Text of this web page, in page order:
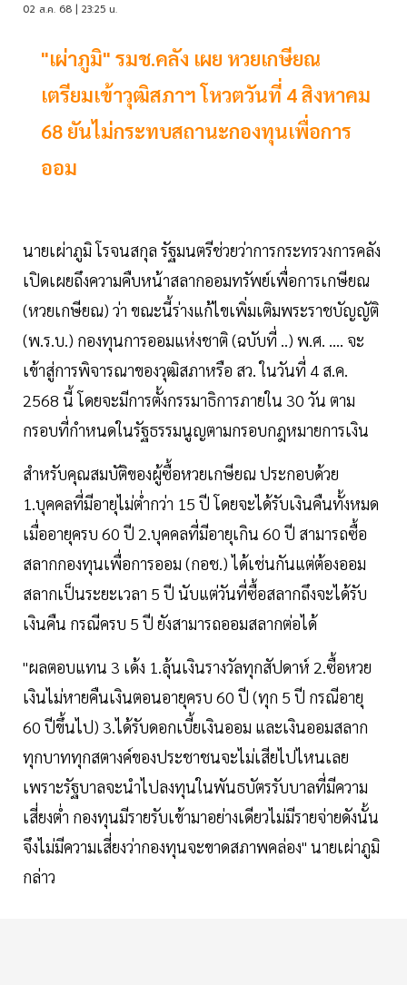
02 ส.ค. 68 | 23:25 น.
"เผ่าภูมิ" รมช.คลัง เผย หวยเกษียณ
เตรียมเข้าวุฒิสภาฯ โหวตวันที่ 4 สิงหาคม
68 ยันไม่กระทบสถานะกองทุนเพื่อการ
ออม
นายเผ่าภูมิ โรจนสกุล รัฐมนตรีช่วยว่าการกระทรวงการคลัง
เปิดเผยถึงความคืบหน้าสลากออมทรัพย์เพื่อการเกษียณ
(หวยเกษียณ) ว่า ขณะนี้ร่างแก้ไขเพิ่มเติมพระราชบัญญัติ
(พ.ร.บ.) กองทุนการออมแห่งชาติ (ฉบับที่ ..) พ.ศ. …. จะ
เข้าสู่การพิจารณาของวุฒิสภาหรือ สว. ในวันที่ 4 ส.ค.
2568 นี้ โดยจะมีการตั้งกรรมาธิการภายใน 30 วัน ตาม
กรอบที่กำหนดในรัฐธรรมนูญตามกรอบกฎหมายการเงิน
สำหรับคุณสมบัติของผู้ซื้อหวยเกษียณ ประกอบด้วย
1.บุคคลที่มีอายุไม่ต่ำกว่า 15 ปี โดยจะได้รับเงินคืนทั้งหมด
เมื่ออายุครบ 60 ปี 2.บุคคลที่มีอายุเกิน 60 ปี สามารถซื้อ
สลากกองทุนเพื่อการออม (กอช.) ได้เช่นกันแต่ต้องออม
สลากเป็นระยะเวลา 5 ปี นับแต่วันที่ซื้อสลากถึงจะได้รับ
เงินคืน กรณีครบ 5 ปี ยังสามารถออมสลากต่อได้
"ผลตอบแทน 3 เด้ง 1.ลุ้นเงินรางวัลทุกสัปดาห์ 2.ซื้อหวย
เงินไม่หายคืนเงินตอนอายุครบ 60 ปี (ทุก 5 ปี กรณีอายุ
60 ปีขึ้นไป) 3.ได้รับดอกเบี้ยเงินออม และเงินออมสลาก
ทุกบาททุกสตางค์ของประชาชนจะไม่เสียไปไหนเลย
เพราะรัฐบาลจะนำไปลงทุนในพันธบัตรรับบาลที่มีความ
เสี่ยงต่ำ กองทุนมีรายรับเข้ามาอย่างเดียวไม่มีรายจ่ายดังนั้น
จึงไม่มีความเสี่ยงว่ากองทุนจะขาดสภาพคล่อง" นายเผ่าภูมิ
กล่าว